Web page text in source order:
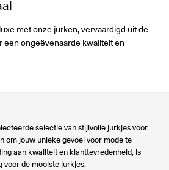
met onze jurken, vervaardigd uit de
een ongeëvenaarde kwaliteit en
selectie van stijlvolle jurkjes voor
om jouw unieke gevoel voor mode te
aan kwaliteit en klanttevredenheid, is
voor de mooiste jurkjes.